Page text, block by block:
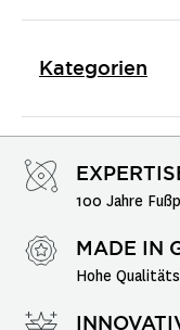
Kategorien
100 Jahre
MADE IN
Hohe